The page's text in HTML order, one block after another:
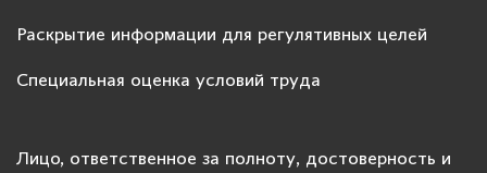
Раскрытие информации для регулятивных целей
Специальная оценка условий труда
Лицо, ответственное за полноту, достоверность и